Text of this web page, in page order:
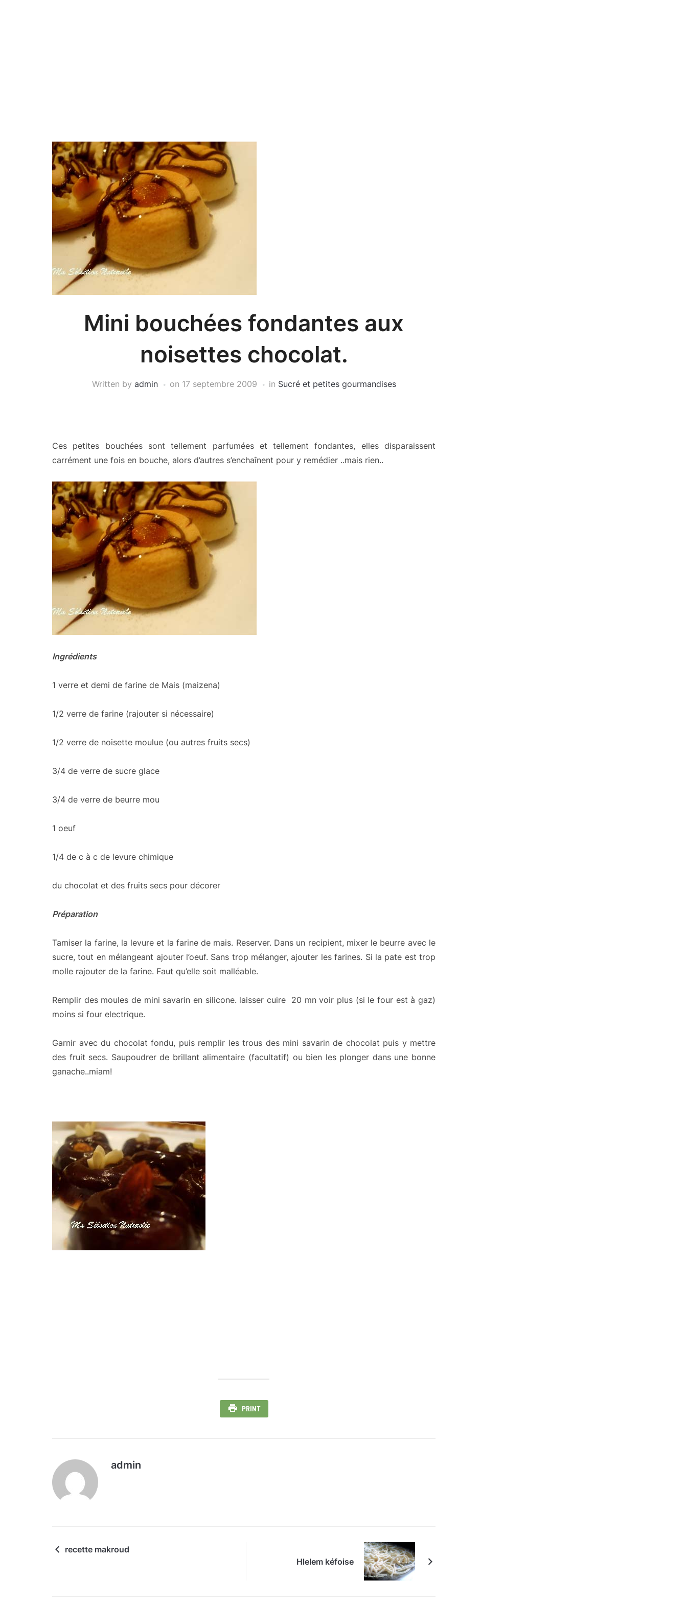
Mini bouchées fondantes aux
noisettes chocolat.
Written by admin on 17 septembre 2009 in Sucré et petites gourmandises
Ces petites bouchées sont tellement parfumées et tellement fondantes, elles disparaissent
carrément une fois en bouche, alors d’autres s’enchaînent pour y remédier ..mais rien..
Ingrédients
1 verre et demi de farine de Mais (maizena)
1/2 verre de farine (rajouter si nécessaire)
1/2 verre de noisette moulue (ou autres fruits secs)
3/4 de verre de sucre glace
3/4 de verre de beurre mou
1 oeuf
1/4 de c à c de levure chimique
du chocolat et des fruits secs pour décorer
Préparation
Tamiser la farine, la levure et la farine de mais. Reserver. Dans un recipient, mixer le beurre avec le
sucre, tout en mélangeant ajouter l’oeuf. Sans trop mélanger, ajouter les farines. Si la pate est trop
molle rajouter de la farine. Faut qu’elle soit malléable.
Remplir des moules de mini savarin en silicone. laisser cuire 20 mn voir plus (si le four est à gaz)
moins si four electrique.
Garnir avec du chocolat fondu, puis remplir les trous des mini savarin de chocolat puis y mettre
des fruit secs. Saupoudrer de brillant alimentaire (facultatif) ou bien les plonger dans une bonne
ganache..miam!
PRINT
admin
recette makroud
Hlelem kéfoise